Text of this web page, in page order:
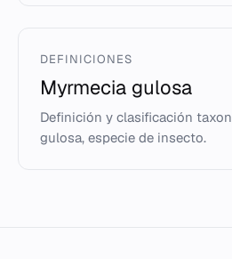
DEFINICIONES
Myrmecia gulosa
Definición y clasificación
gulosa, especie de insecto.